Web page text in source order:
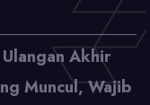
Akhir
Muncul, Wajib